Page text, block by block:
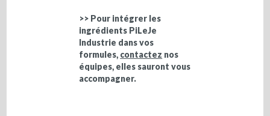
>> Pour intégrer les
ingrédients PiLeJe
Industrie dans vos
formules, contactez nos
équipes, elles sauront vous
accompagner.